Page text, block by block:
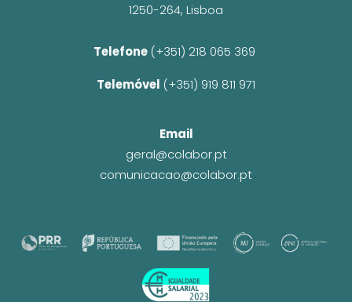
1250-264, Lisboa
Telefone (+351) 218 065 369
Telemóvel (+351) 919 811 971
Email
geral@colabor.pt
comunicacao@colabor.pt